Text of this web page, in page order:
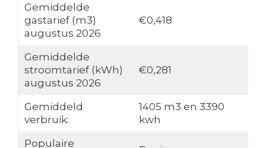
Gemiddelde
gastarief (m3)
augustus 2026
€0,418
Gemiddelde
stroomtarief (kWh)
augustus 2026
€0,281
Gemiddeld
verbruik:
1405 m3 en 3390
kwh
Populaire